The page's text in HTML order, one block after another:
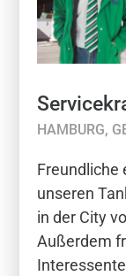
HAMBURG,
Freundliche
unseren
in der City
Außerdem